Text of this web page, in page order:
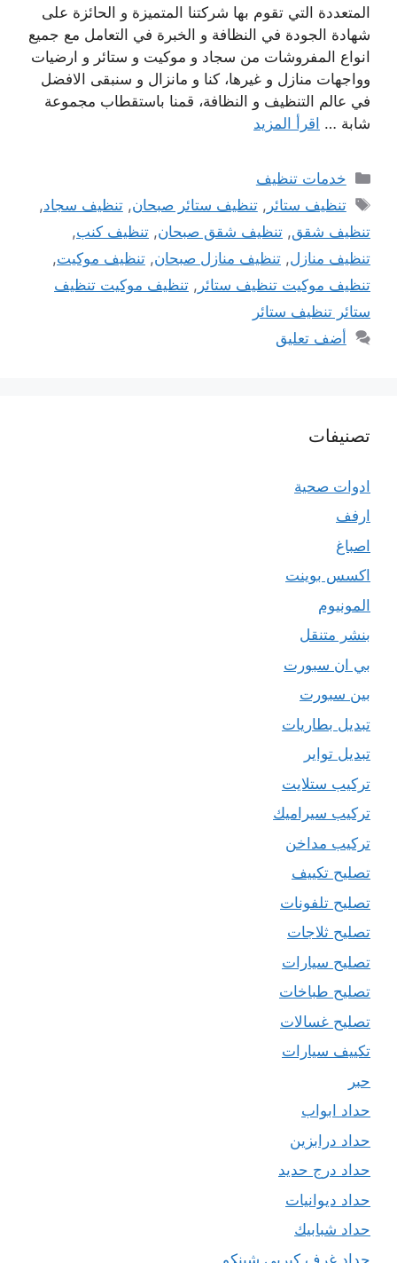
المتعددة التي تقوم بها شركتنا المتميزة و الحائزة على
شهادة الجودة في النظافة و الخبرة في التعامل مع جميع
انواع المفروشات من سجاد و موكيت و ستائر و ارضيات
وواجهات منازل و غيرها، كنا و مانزال و سنبقى الافضل
في عالم التنظيف و النظافة، قمنا باستقطاب مجموعة
شابة … اقرأ المزيد
التصنيفات
خدمات تنظيف
الوسوم
تنظيف ستائر ,تنظيف ستائر صبحان,تنظيف سجاد,
تنظيف شقق, تنظيف شقق صبحان, تنظيف كنب,
تنظيف منازل, تنظيف منازل صبحان, تنظيف موكيت,
تنظيف موكيت تنظيف ستائر , تنظيف موكيت تنظيف
ستائر تنظيف ستائر
أضف تعليق
تصنيفات
ادوات صحية
ارفف
اصباغ
اكسس بوينت
المونيوم
بنشر متنقل
بي ان سبورت
بين سبورت
تبديل بطاريات
تبديل تواير
تركيب ستلايت
تركيب سيراميك
تركيب مداخن
تصليح تكييف
تصليح تلفونات
تصليح ثلاجات
تصليح سيارات
تصليح طباخات
تصليح غسالات
تكييف سيارات
حبر
حداد ابواب
حداد درابزين
حداد درج حديد
حداد ديوانيات
حداد شبابيك
حداد غرف كيربي شينكو